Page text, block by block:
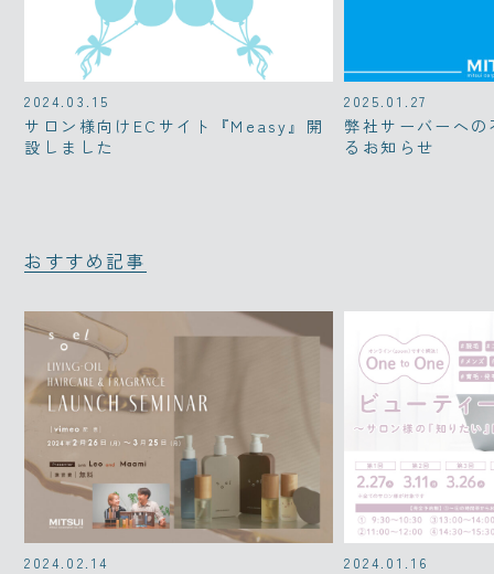
2024.03.15
サロン様向けECサイト『Measy』開
設しました
2025.01.27
弊社サーバーへ
るお知らせ
おすすめ記事
2024.02.14 2024.01.16